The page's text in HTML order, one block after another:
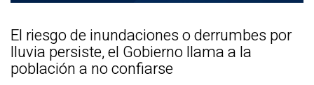
El riesgo de inundaciones o derrumbes por
lluvia persiste, el Gobierno llama a la
población a no confiarse